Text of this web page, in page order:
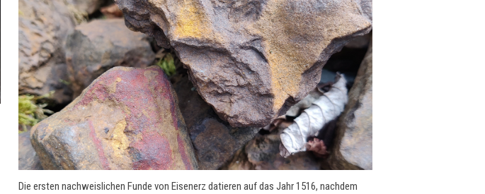
Die ersten nachweislichen Funde von Eisenerz datieren auf das Jahr 1516, nachdem